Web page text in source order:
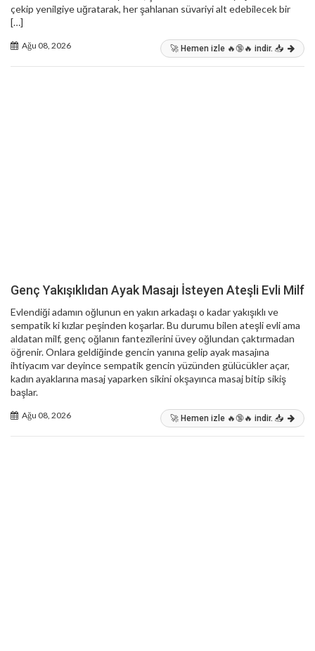
çekip yenilgiye uğratarak, her şahlanan süvariyi alt edebilecek bir
[…]
Ağu 08, 2026 🚀 Hemen izle 🔥🔞🔥 indir. 📥
Genç Yakışıklıdan Ayak Masajı İsteyen Ateşli Evli Milf
Evlendiği adamın oğlunun en yakın arkadaşı o kadar yakışıklı ve
sempatik ki kızlar peşinden koşarlar. Bu durumu bilen ateşli evli ama
aldatan milf, genç oğlanın fantezilerini üvey oğlundan çaktırmadan
öğrenir. Onlara geldiğinde gencin yanına gelip ayak masajına
ihtiyacım var deyince sempatik gencin yüzünden gülücükler açar,
kadın ayaklarına masaj yaparken sikini okşayınca masaj bitip sikiş
başlar.
Ağu 08, 2026 🚀 Hemen izle 🔥🔞🔥 indir. 📥